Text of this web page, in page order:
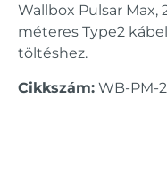
Wallbox Pulsar Max,
méteres Type2
töltéshez.
Cikkszám: WB-PM-